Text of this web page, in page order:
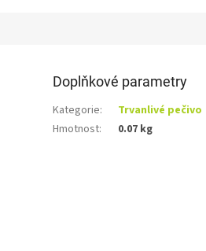
Doplňkové parametry
Kategorie:
Trvanlivé pečivo
Hmotnost: 0.07 kg